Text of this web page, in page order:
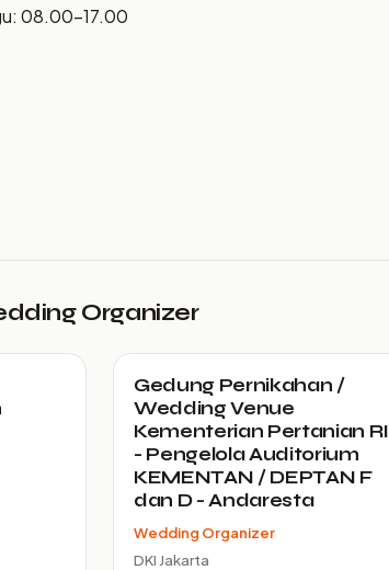
08.00–17.00
Organizer
Gedung Pernikahan /
Wedding Venue
Kementerian Pertanian RI
- Pengelola Auditorium
KEMENTAN / DEPTAN F
dan D - Andaresta
Wedding Organizer
DKI Jakarta